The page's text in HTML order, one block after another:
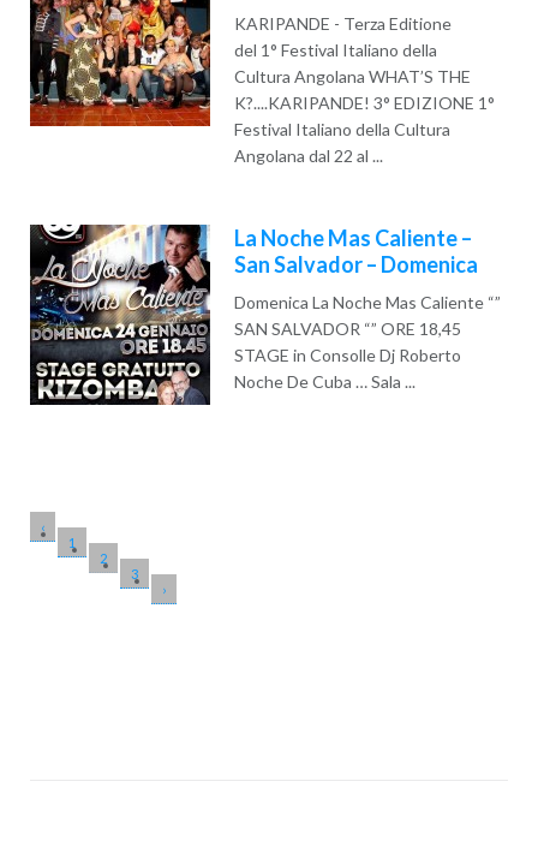
KARIPANDE - Terza Editione
del 1° Festival Italiano della
Cultura Angolana WHAT’S THE
K?....KARIPANDE! 3° EDIZIONE 1°
Festival Italiano della Cultura
Angolana dal 22 al ...
La Noche Mas Caliente –
San Salvador – Domenica
Domenica La Noche Mas Caliente “”
SAN SALVADOR “” ORE 18,45
STAGE in Consolle Dj Roberto
Noche De Cuba … Sala ...
‹
1
2
3
›